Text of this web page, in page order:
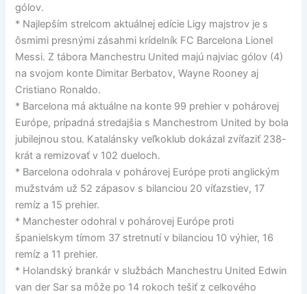
gólov.
* Najlepším strelcom aktuálnej edície Ligy majstrov je s
ôsmimi presnými zásahmi krídelník FC Barcelona Lionel
Messi. Z tábora Manchestru United majú najviac gólov (4)
na svojom konte Dimitar Berbatov, Wayne Rooney aj
Cristiano Ronaldo.
* Barcelona má aktuálne na konte 99 prehier v pohárovej
Európe, prípadná stredajšia s Manchestrom United by bola
jubilejnou stou. Katalánsky veľkoklub dokázal zvíťaziť 238-
krát a remizovať v 102 dueloch.
* Barcelona odohrala v pohárovej Európe proti anglickým
mužstvám už 52 zápasov s bilanciou 20 víťazstiev, 17
remíz a 15 prehier.
* Manchester odohral v pohárovej Európe proti
španielskym tímom 37 stretnutí v bilanciou 10 výhier, 16
remíz a 11 prehier.
* Holandský brankár v službách Manchestru United Edwin
van der Sar sa môže po 14 rokoch tešiť z celkového